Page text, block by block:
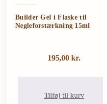
Builder Gel i Flaske til
Negleforstærkning 15ml
195,00 kr.
Tilføj til kurv